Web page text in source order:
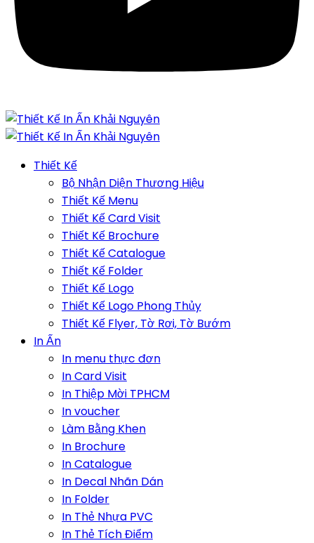
Thiết Kế
Bộ Nhận Diện Thương Hiệu
Thiết Kế Menu
Thiết Kế Card Visit
Thiết Kế Brochure
Thiết Kế Catalogue
Thiết Kế Folder
Thiết Kế Logo
Thiết Kế Logo Phong Thủy
Thiết Kế Flyer, Tờ Rơi, Tờ Bướm
In Ấn
In menu thực đơn
In Card Visit
In Thiệp Mời TPHCM
In voucher
Làm Bằng Khen
In Brochure
In Catalogue
In Decal Nhãn Dán
In Folder
In Thẻ Nhựa PVC
In Thẻ Tích Điểm